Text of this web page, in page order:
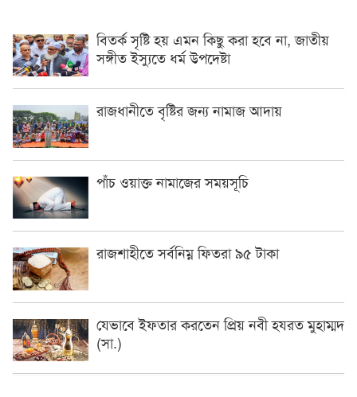
বিতর্ক সৃষ্টি হয় এমন কিছু করা হবে না, জাতীয়
সঙ্গীত ইস্যুতে ধর্ম উপদেষ্টা
রাজধানীতে বৃষ্টির জন্য নামাজ আদায়
পাঁচ ওয়াক্ত নামাজের সময়সূচি
রাজশাহীতে সর্বনিম্ন ফিতরা ৯৫ টাকা
যেভাবে ইফতার করতেন প্রিয় নবী হযরত মুহাম্মদ
(সা.)